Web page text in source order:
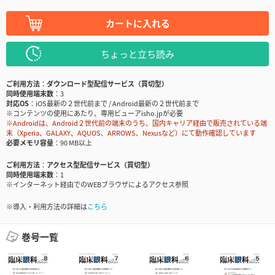
カートに入れる
ちょっと立ち読み
ご利用方法
ダウンロード型配信サービス（買切型）
同時使用端末数
3
対応OS
iOS最新の２世代前まで / Android最新の２世代前まで
※コンテンツの使用にあたり、専用ビューアisho.jpが必要
※Androidは、Android２世代前の端末のうち、国内キャリア経由で販売されている端
末（Xperia、GALAXY、AQUOS、ARROWS、Nexusなど）にて動作確認しています
必要メモリ容量
90 MB以上
ご利用方法
アクセス型配信サービス（買切型）
同時使用端末数
1
※インターネット経由でのWEBブラウザによるアクセス参照
※導入・利用方法の詳細はこちら
巻号一覧